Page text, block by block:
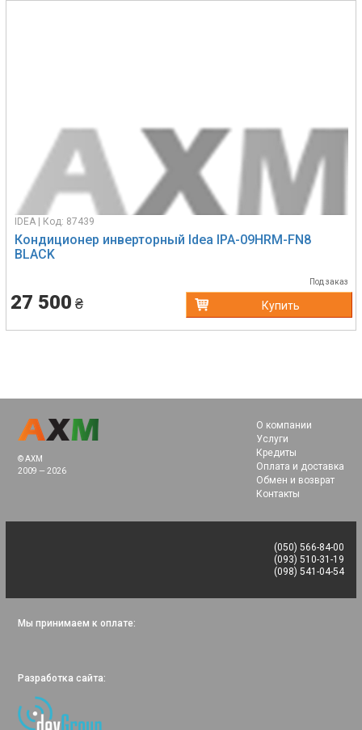
IDEA | Код: 87439
Кондиционер инверторный Idea IPA-09HRM-FN8
BLACK
Под заказ
27 500 ₴ Купить
© AXM
2009 — 2026
О компании
Услуги
Кредиты
Оплата и доставка
Обмен и возврат
Контакты
(050) 566-84-00
(093) 510-31-19
(098) 541-04-54
Мы принимаем к оплате:
Разработка сайта: